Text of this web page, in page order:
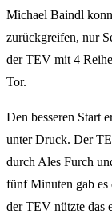
Michael Baindl
zurückgreifen, nur
der TEV mit 4
Tor.
Den besseren Start
unter Druck. Der
durch Ales Furch
fünf Minuten gab es
der TEV nützte das